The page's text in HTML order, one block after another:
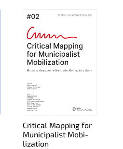
Cri­ti­cal Map­ping for
Mu­ni­ci­pa­list Mo­bi­
liza­t­i­on